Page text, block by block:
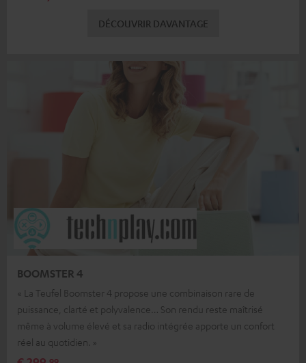
DÉCOUVRIR DAVANTAGE
BOOMSTER 4
« La Teufel Boomster 4 propose une combinaison rare de
puissance, clarté et polyvalence… Son rendu reste maîtrisé
même à volume élevé et sa radio intégrée apporte un confort
réel au quotidien. »